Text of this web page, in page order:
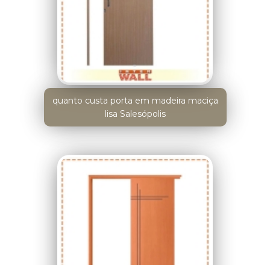
quanto custa porta em madeira maciça
lisa Salesópolis